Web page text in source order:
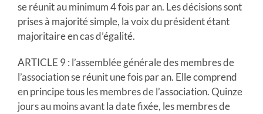
se réunit au minimum 4 fois par an. Les décisions sont
prises à majorité simple, la voix du président étant
majoritaire en cas d’égalité.
ARTICLE 9 : l’assemblée générale des membres de
l’association se réunit une fois par an. Elle comprend
en principe tous les membres de l’association. Quinze
jours au moins avant la date fixée, les membres de